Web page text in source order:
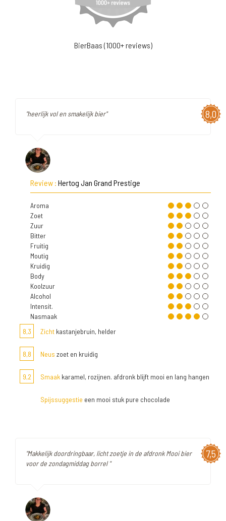
BierBaas (1000+ reviews)
8,0
"heerlijk vol en smakelijk bier"
Review : Hertog Jan Grand Prestige
Aroma
Zoet
Zuur
Bitter
Fruitig
Moutig
Kruidig
Body
Koolzuur
Alcohol
Intensit.
Nasmaak
8,3
Zicht kastanjebruin, helder
8,8 Neus zoet en kruidig
9,2 Smaak karamel, rozijnen. afdronk blijft mooi en lang hangen
Spijssuggestie een mooi stuk pure chocolade
7,5
"Makkelijk doordringbaar, licht zoetje in de afdronk Mooi bier
voor de zondagmiddag borrel "